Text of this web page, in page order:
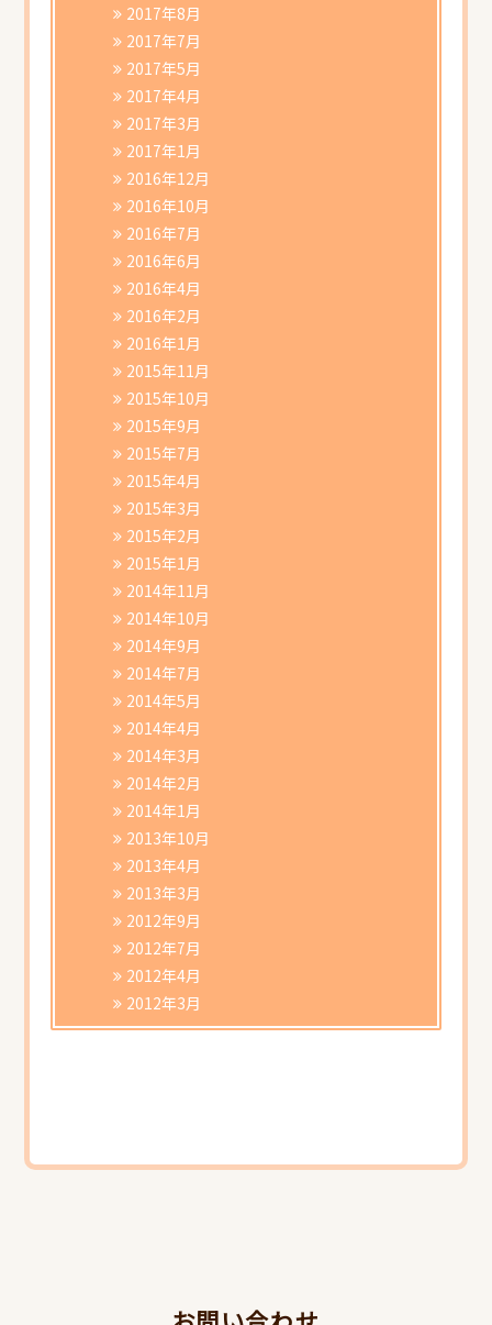
2017年8月
2017年7月
2017年5月
2017年4月
2017年3月
2017年1月
2016年12月
2016年10月
2016年7月
2016年6月
2016年4月
2016年2月
2016年1月
2015年11月
2015年10月
2015年9月
2015年7月
2015年4月
2015年3月
2015年2月
2015年1月
2014年11月
2014年10月
2014年9月
2014年7月
2014年5月
2014年4月
2014年3月
2014年2月
2014年1月
2013年10月
2013年4月
2013年3月
2012年9月
2012年7月
2012年4月
2012年3月